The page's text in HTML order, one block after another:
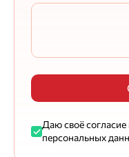
Даю своё
персональных